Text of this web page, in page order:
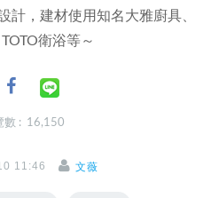
計，建材使用知名大雅廚具、
衛浴等～
數 : 16,150
11:46 文薇